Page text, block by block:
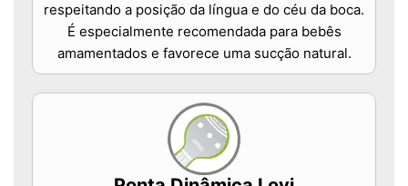
respeitando a posição da língua e do céu da boca.
É especialmente recomendada para bebês
amamentados e favorece uma sucção natural.